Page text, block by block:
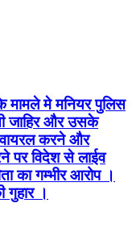
मामले मे मनियर पुलिस
जाहिर और उसके
वायरल करने और
पर विदेश से लाईव
का गम्भीर आरोप ।
गुहार ।